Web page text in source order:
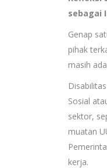
sebagai
Genap
pihak
masih
Sosial
sektor,
muatan
kerja.